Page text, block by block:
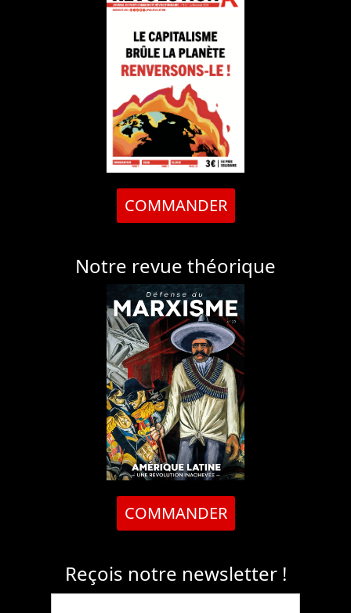
COMMANDER
Notre revue théorique
COMMANDER
Reçois notre newsletter !